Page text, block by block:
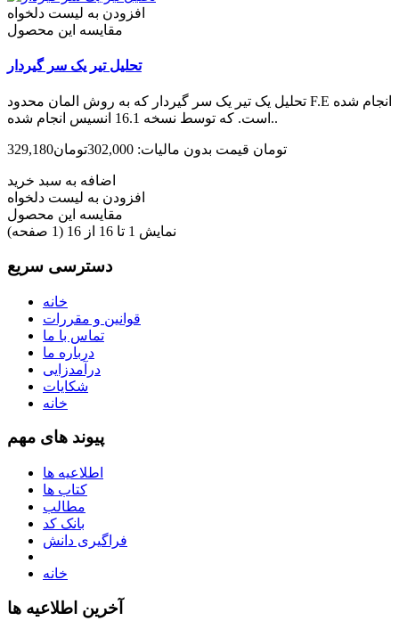
افزودن به لیست دلخواه
مقایسه این محصول
تحلیل تیر یک سر گیردار
تحلیل یک تیر یک سر گیردار که به روش المان محدود F.E انجام شده
است. که توسط نسخه 16.1 انسیس انجام شده..
329,180تومان قیمت بدون مالیات: 302,000تومان
اضافه به سبد خرید
افزودن به لیست دلخواه
مقایسه این محصول
نمایش 1 تا 16 از 16 (1 صفحه)
دسترسی سریع
خانه
قوانین و مقررات
تماس با ما
درباره ما
درآمدزایی
شکایات
خانه
پیوند های مهم
اطلاعیه ها
کتاب ها
مطالب
بانک کد
فراگیری دانش
خانه
آخرین اطلاعیه ها